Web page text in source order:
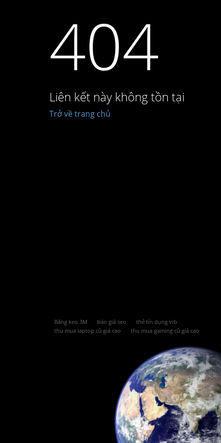
404
Liên kết này không tồn tại
Trở về trang chủ
Băng keo 3M báo giá seo
thẻ tín dụng vib
thu mua laptop cũ giá cao
thu mua gaming cũ giá cao